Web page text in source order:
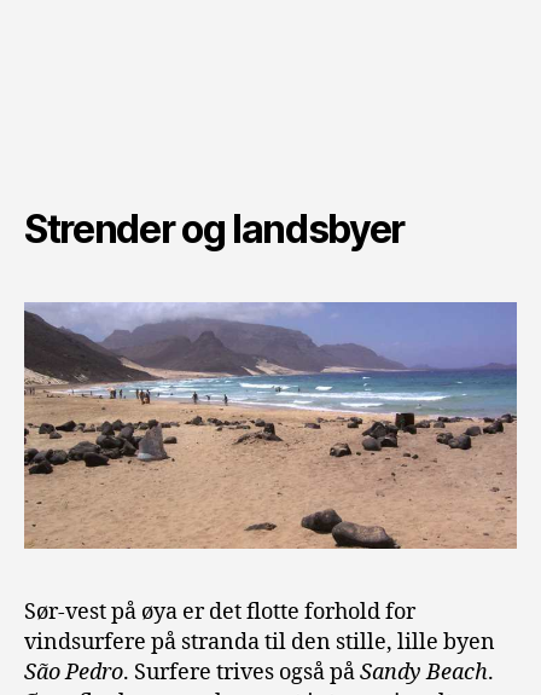
Strender og landsbyer
Sør-vest på øya er det flotte forhold for
vindsurfere på stranda til den stille, lille byen
São Pedro. Surfere trives også påSandy Beach.